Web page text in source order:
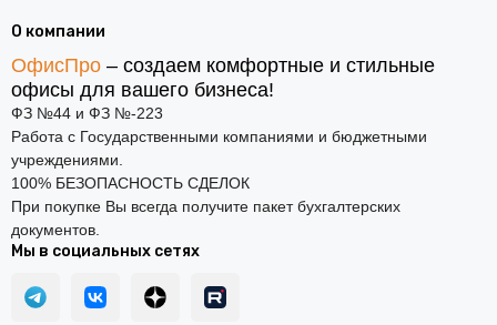
О компании
ОфисПро – создаем комфортные и стильные
офисы для вашего бизнеса!
ФЗ №44 и ФЗ №-223
Работа с Государственными компаниями и бюджетными
учреждениями.
100% БЕЗОПАСНОСТЬ СДЕЛОК
При покупке Вы всегда получите пакет бухгалтерских
документов.
Мы в социальных сетях